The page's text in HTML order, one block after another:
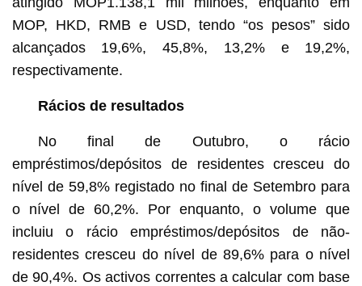
MOP, HKD, RMB e USD, tendo “os pesos” sido
alcançados 19,6%, 45,8%, 13,2% e 19,2%,
respectivamente.
Rácios de resultados
No final de Outubro, o rácio
empréstimos/depósitos de residentes cresceu do
nível de 59,8% registado no final de Setembro para
o nível de 60,2%. Por enquanto, o volume que
incluiu o rácio empréstimos/depósitos de não-
residentes cresceu do nível de 89,6% para o nível
de 90,4%. Os activos correntes a calcular com base